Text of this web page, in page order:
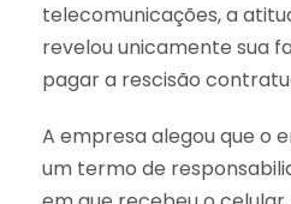
telecomunicações, a
revelou unicamente sua
pagar a rescisão
A empresa alegou que o
um termo de